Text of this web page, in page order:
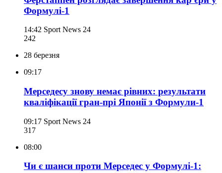
Формулі-1
14:42 Sport News 24
242
28 березня
09:17
Мерседесу знову немає рівних: результати
кваліфікації гран-прі Японії з Формули-1
09:17 Sport News 24
317
08:00
Чи є шанси проти Мерседес у Формулі-1: